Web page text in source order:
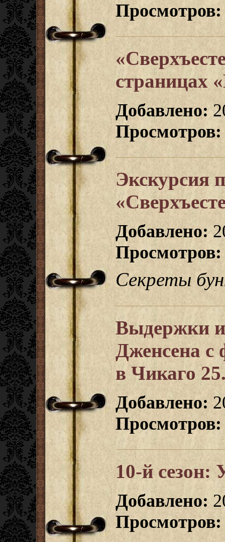
Просмотров:
страницах
Добавлено:
Просмотров:
Экскурсия
Добавлено:
Просмотров:
Секреты
Выдержки
Дженсена с
в Чикаго
Добавлено:
Просмотров:
10-й сезон:
Добавлено:
Просмотров: